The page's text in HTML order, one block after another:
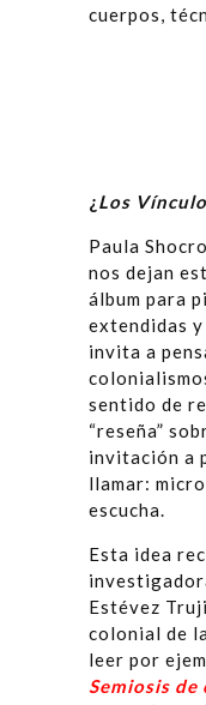
cuerpos,
¿Los Ví
Paula
nos dejan
álbum para
extendidas
invita a
sentido de
“reseña”
invitación a
llamar:
escucha.
Esta idea
Estévez
colonial de
leer por
Semiosis